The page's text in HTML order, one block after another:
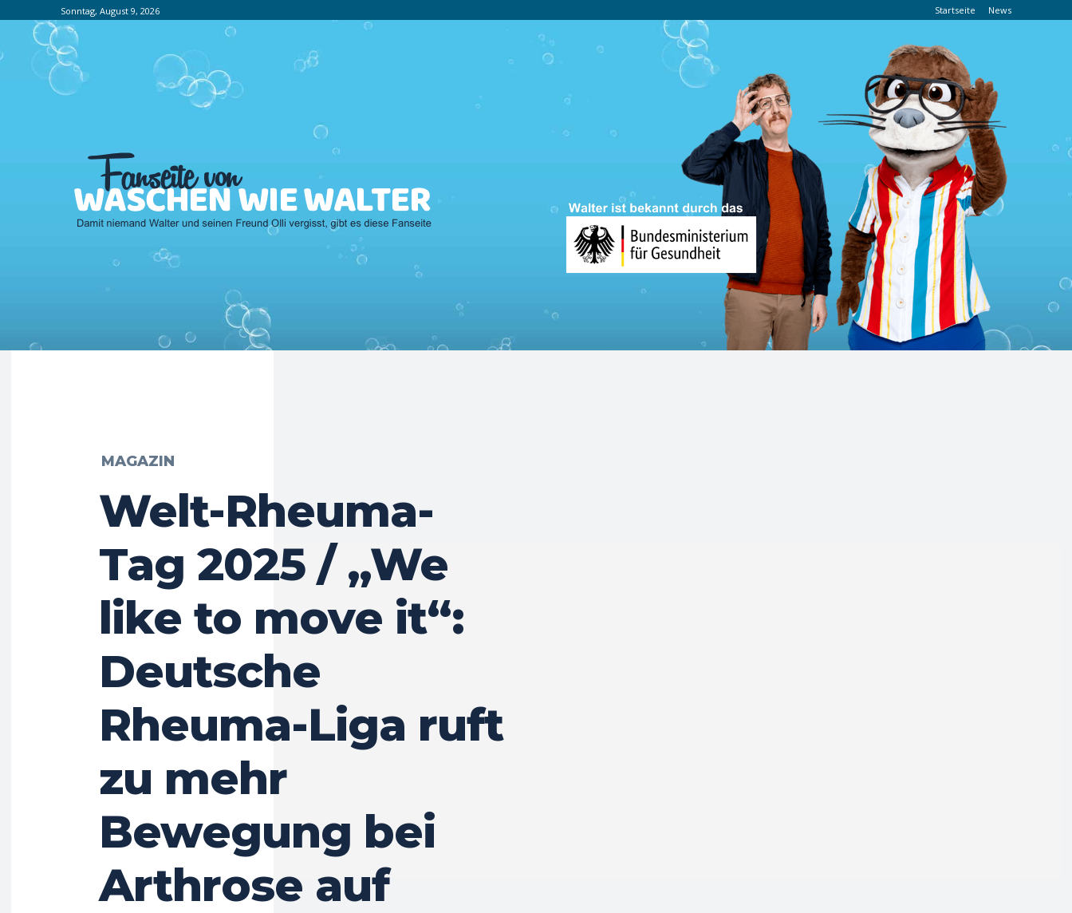
Sonntag, August 9, 2026 Startseite News
MAGAZIN
Welt-Rheuma-
Tag 2025 / „We
like to move it“:
Deutsche
Rheuma-Liga ruft
zu mehr
Bewegung bei
Arthrose auf